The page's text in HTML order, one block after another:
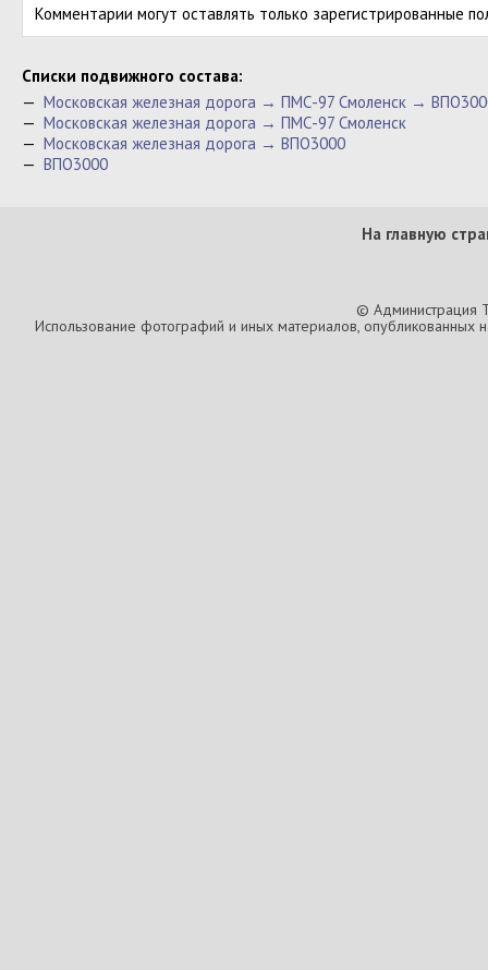
Комментарии могут оставлять только зарегистрированные
Cписки подвижного состава:
— Московская железная дорога → ПМС-97 Смоленск →
— Московская железная дорога → ПМС-97 Смоленск
— Московская железная дорога → ВПО3000
— ВПО3000
На главную
© Администрация
Использование фотографий и иных материалов, опубликованных